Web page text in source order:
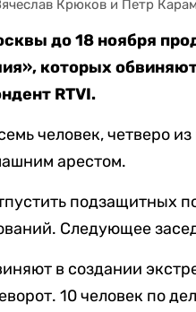
Крюков и Петр
до 18 ноября
которых
RTVI.
человек, четверо
арестом.
подзащитных
Следующее
в создании
10 человек по